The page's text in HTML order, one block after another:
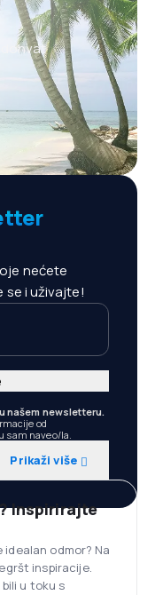
dohvat
nećete
se i uživajte!
našem newsletteru.
od
sam naveo/la.
Prikaži više
Inspirirajte
odmor? Na
inspiracije.
u toku s